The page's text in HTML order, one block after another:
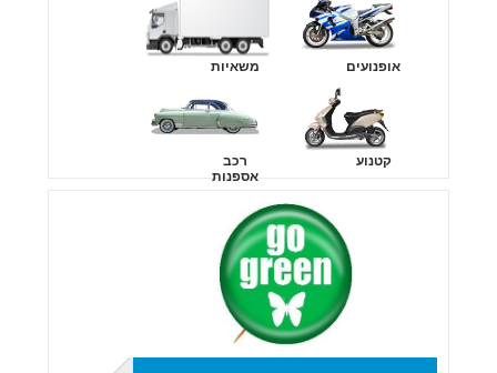
אופנועים משאיות
קטנוע
רכב
אספנות